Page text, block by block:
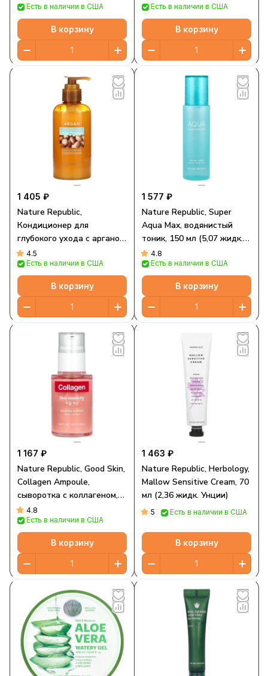
Есть в наличии в США
В корзину
Есть в наличии в США
В корзину
1 405 ₽
Nature Republic,
Кондиционер для
глубокого ухода с арганой,
для очень поврежденных
волос, 300 мл (10,14 жидк.
Унции)
4.5
Есть в наличии в США
В корзину
1 577 ₽
Nature Republic, Super
Aqua Max, водянистый
тоник, 150 мл (5,07 жидк.
унц.)
4.8
Есть в наличии в США
В корзину
1 167 ₽
Nature Republic, Good Skin,
Collagen Ampoule,
сыворотка с коллагеном,
30 мл (1,01 жидк. унции)
4.8
Есть в наличии в США
В корзину
1 463 ₽
Nature Republic, Herbology,
Mallow Sensitive Cream, 70
мл (2,36 жидк. Унции)
5 Есть в наличии в США
В корзину